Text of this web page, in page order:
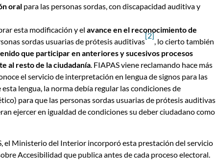
oral para las personas sordas, con discapacidad auditiva y
esta modificación y elavance en el reconocimiento de
sordas usuarias de prótesis auditivas
[2]
, lo cierto también
que participar en anteriores y sucesivos procesos
al resto de la ciudadanía. FIAPAS viene reclamando hace más
el servicio de interpretación en lengua de signos para las
lengua, la norma debía regular las condiciones de
para que las personas sordas usuarias de prótesis auditivas
ejercer en igualdad de condiciones su deber ciudadano como
el Ministerio del Interior incorporó esta prestación del servicio
Accesibilidad que publica antes de cada proceso electoral.